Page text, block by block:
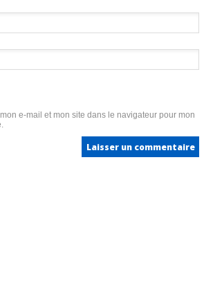
e-mail et mon site dans le navigateur pour mon